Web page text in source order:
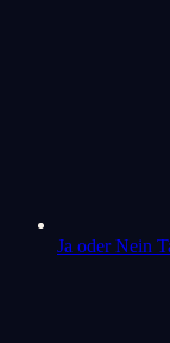
Ja oder Nein